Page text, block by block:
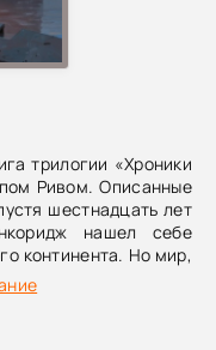
трилогии «Хроники
Ривом. Описанные
шестнадцать лет
нашел себе
континента. Но мир,
вспомнил о нем…
поселением, а его